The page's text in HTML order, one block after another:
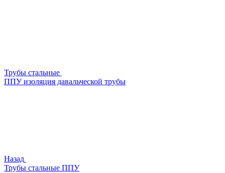
Трубы стальные
ППУ изоляция давальческой трубы
Назад
Трубы стальные ППУ